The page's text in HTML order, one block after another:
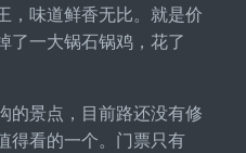
，味道鲜香无比。就是价
了一大锅石锅鸡，花了
的景点，目前路还没有修
得看的一个。门票只有